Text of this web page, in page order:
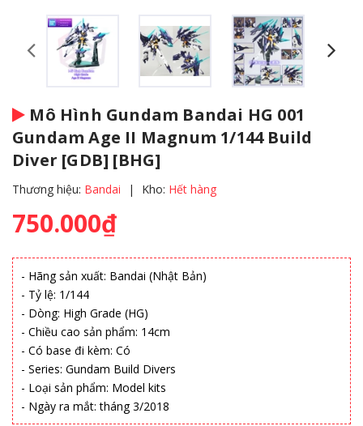
Mô Hình Gundam Bandai HG 001
Gundam Age II Magnum 1/144 Build
Diver [GDB] [BHG]
Thương hiệu: Bandai | Kho: Hết hàng
750.000₫
- Hãng sản xuất: Bandai (Nhật Bản)
- Tỷ lệ: 1/144
- Dòng: High Grade (HG)
- Chiều cao sản phẩm: 14cm
- Có base đi kèm: Có
- Series: Gundam Build Divers
- Loại sản phẩm: Model kits
- Ngày ra mắt: tháng 3/2018